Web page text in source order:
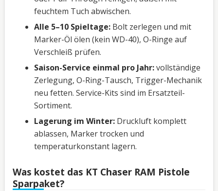
feuchtem Tuch abwischen.
Alle 5–10 Spieltage: Bolt zerlegen und mit
Marker-Öl ölen (kein WD-40), O-Ringe auf
Verschleiß prüfen.
Saison-Service einmal pro Jahr:vollständige
Zerlegung, O-Ring-Tausch, Trigger-Mechanik
neu fetten. Service-Kits sind im Ersatzteil-
Sortiment.
Lagerung im Winter: Druckluft komplett
ablassen, Marker trocken und
temperaturkonstant lagern.
Was kostet das KT Chaser RAM Pistole
Sparpaket?